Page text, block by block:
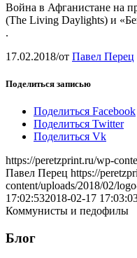
Война в Афганистане на
(The Living Daylights) и
.
17.02.2018/от Павел Перец
Поделиться записью
Поделиться Facebook
Поделиться Twitter
Поделиться Vk
https://peretzprint.ru/wp-
Павел Перец https://
content/uploads/2018/02/
17:02:532018-02-17
Коммунисты и педофилы
Блог